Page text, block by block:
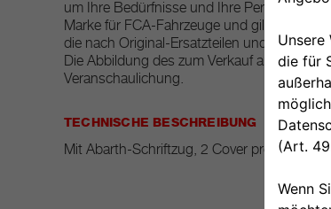
um Ihre Bedürfnisse und Ihre
Marke für FCA-Fahrzeuge und gilt weltweit
die nach Original-Ersatzteilen und Zubehör
Die Abbildung des zum Verkauf
Veranschaulichung.
TECHNISCHE BESCHREIBUNG
Mit Abarth-Schriftzug, 2 Cover pro